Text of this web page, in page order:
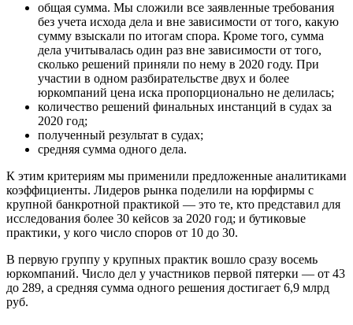
общая сумма. Мы сложили все заявленные требования
без учета исхода дела и вне зависимости от того, какую
сумму взыскали по итогам спора. Кроме того, сумма
дела учитывалась один раз вне зависимости от того,
сколько решений приняли по нему в 2020 году. При
участии в одном разбирательстве двух и более
юркомпаний цена иска пропорционально не делилась;
количество решений финальных инстанций в судах за
2020 год;
полученный результат в судах;
средняя сумма одного дела.
К этим критериям мы применили предложенные аналитиками
коэффициенты. Лидеров рынка поделили на юрфирмы с
крупной банкротной практикой — это те, кто представил для
исследования более 30 кейсов за 2020 год; и бутиковые
практики, у кого число споров от 10 до 30.
В первую группу у крупных практик вошло сразу восемь
юркомпаний. Число дел у участников первой пятерки — от 43
до 289, а средняя сумма одного решения достигает 6,9 млрд
руб.